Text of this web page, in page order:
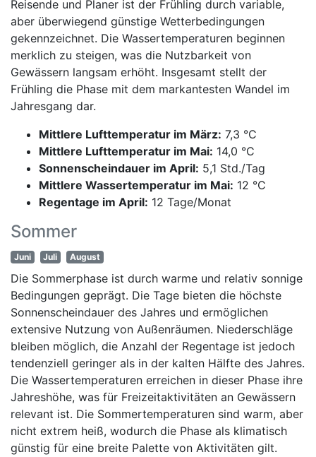
Reisende und Planer ist der Frühling durch variable,
aber überwiegend günstige Wetterbedingungen
gekennzeichnet. Die Wassertemperaturen beginnen
merklich zu steigen, was die Nutzbarkeit von
Gewässern langsam erhöht. Insgesamt stellt der
Frühling die Phase mit dem markantesten Wandel im
Jahresgang dar.
Mittlere Lufttemperatur im März: 7,3 °C
Mittlere Lufttemperatur im Mai: 14,0 °C
Sonnenscheindauer im April: 5,1 Std./Tag
Mittlere Wassertemperatur im Mai: 12 °C
Regentage im April: 12 Tage/Monat
Sommer
Juni Juli August
Die Sommerphase ist durch warme und relativ sonnige
Bedingungen geprägt. Die Tage bieten die höchste
Sonnenscheindauer des Jahres und ermöglichen
extensive Nutzung von Außenräumen. Niederschläge
bleiben möglich, die Anzahl der Regentage ist jedoch
tendenziell geringer als in der kalten Hälfte des Jahres.
Die Wassertemperaturen erreichen in dieser Phase ihre
Jahreshöhe, was für Freizeitaktivitäten an Gewässern
relevant ist. Die Sommertemperaturen sind warm, aber
nicht extrem heiß, wodurch die Phase als klimatisch
günstig für eine breite Palette von Aktivitäten gilt.